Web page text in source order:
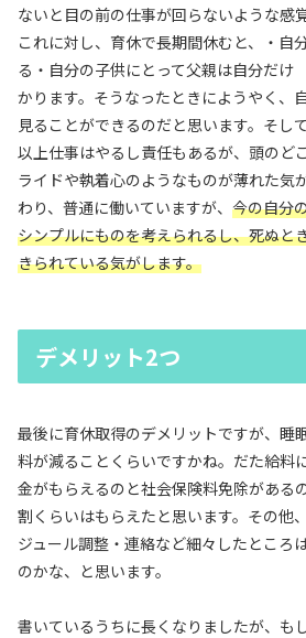
ないと目の前の仕事が回らないような感
これに対し、育休で長期間休むと、・自
る・自分の子供にとって父親は自分だ
かります。そうなったときにようやく、
見ることができるのだと思います。そし
以上仕事はやるし責任もあるが、頭のど
ライドや執着心のようなものが薄れた気
わり、普通に働いていますが、 今の自分
シンプルにものを考えられるし、死ぬと
きられている気がします。
デメリット2つ
最後に育休取得のデメリットですが、睡
料が減ることくらいですかね。だた給料
金がもらえるのと社会保険料免除がある
割くらいはもらえたと思います。その他
ジュール調整・連絡など細々したところ
のかな、と思います。
書いているうちに長くなりましたが、も